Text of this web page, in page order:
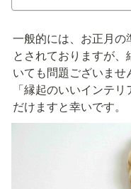
一般的には、お正月の
とされておりますが
いても問題ございませ
「縁起のいいインテ
だけますと幸いです。